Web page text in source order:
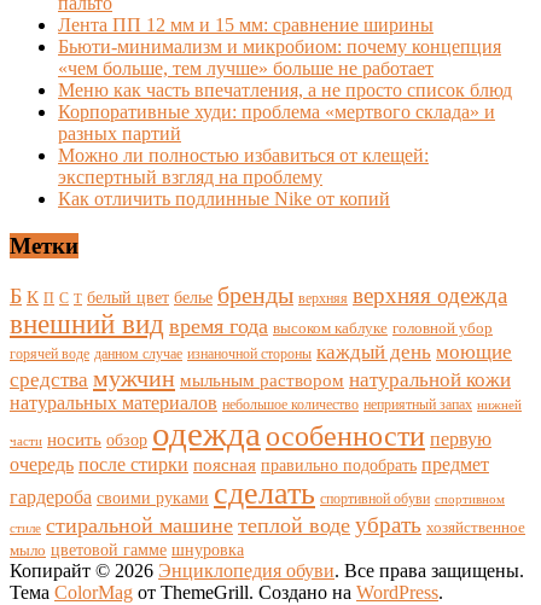
Лента ПП 12 мм и 15 мм: сравнение ширины
Бьюти-минимализм и микробиом: почему концепция
«чем больше, тем лучше» больше не работает
Меню как часть впечатления, а не просто список блюд
Корпоративные худи: проблема «мертвого склада» и
разных партий
Можно ли полностью избавиться от клещей:
экспертный взгляд на проблему
Как отличить подлинные Nike от копий
Метки
Б К П С Т белый цвет белье бренды верхняя верхняя одежда
внешний вид время года высоком каблуке головной убор
горячей воде данном случае изнаночной стороны каждый день моющие
средства мужчин мыльным раствором натуральной кожи
натуральных материалов небольшое количество неприятный запах нижней
части носить обзор одежда особенности первую
очередь после стирки поясная правильно подобрать предмет
гардероба своими руками сделать спортивной обуви спортивном
стиле стиральной машине теплой воде убрать хозяйственное
мыло цветовой гамме шнуровка
Копирайт © 2026 Энциклопедия обуви. Все права защищены.
Тема ColorMag от ThemeGrill. Создано на WordPress.